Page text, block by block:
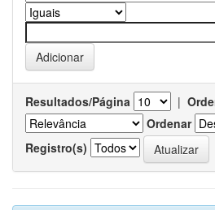
Resultados/Página |
Ordenar
Registro(s)